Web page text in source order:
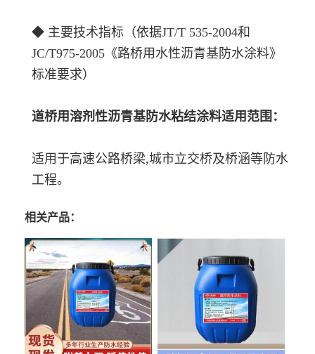
◆ 主要技术指标（依据JT/T 535-2004和
JC/T975-2005《路桥用水性沥青基防水涂料》
标准要求）
道桥用溶剂性沥青基防水粘结涂料适用范围：
适用于高速公路桥梁,城市立交桥及桥涵等防水
工程。
相关产品：